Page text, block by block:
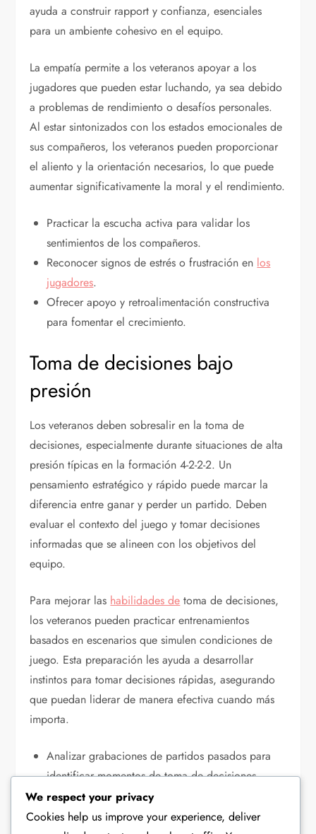
ayuda a construir rapport y confianza, esenciales
para un ambiente cohesivo en el equipo.
La empatía permite a los veteranos apoyar a los
jugadores que pueden estar luchando, ya sea debido
a problemas de rendimiento o desafíos personales.
Al estar sintonizados con los estados emocionales de
sus compañeros, los veteranos pueden proporcionar
el aliento y la orientación necesarios, lo que puede
aumentar significativamente la moral y el rendimiento.
Practicar la escucha activa para validar los
sentimientos de los compañeros.
Reconocer signos de estrés o frustración en los
jugadores.
Ofrecer apoyo y retroalimentación constructiva
para fomentar el crecimiento.
Toma de decisiones bajo
presión
Los veteranos deben sobresalir en la toma de
decisiones, especialmente durante situaciones de alta
presión típicas en la formación 4-2-2-2. Un
pensamiento estratégico y rápido puede marcar la
diferencia entre ganar y perder un partido. Deben
evaluar el contexto del juego y tomar decisiones
informadas que se alineen con los objetivos del
equipo.
Para mejorar las habilidades de toma de decisiones,
los veteranos pueden practicar entrenamientos
basados en escenarios que simulen condiciones de
juego. Esta preparación les ayuda a desarrollar
instintos para tomar decisiones rápidas, asegurando
que puedan liderar de manera efectiva cuando más
importa.
Analizar grabaciones de partidos pasados para
identificar momentos de toma de decisiones
exitosos.
Participar en ejercicios que imiten escenarios de
We respect your privacy
Cookies help us improve your experience, deliver